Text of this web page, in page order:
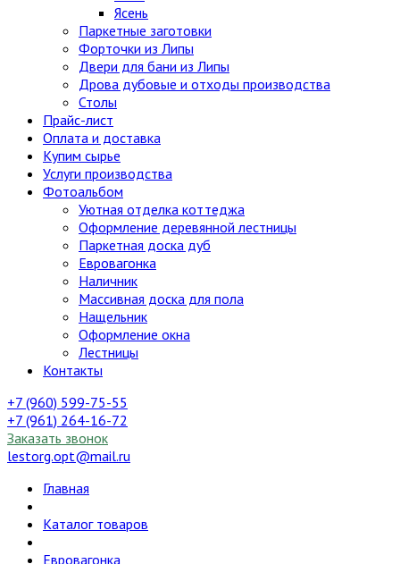
Ясень
Паркетные заготовки
Форточки из Липы
Двери для бани из Липы
Дрова дубовые и отходы производства
Столы
Прайс-лист
Оплата и доставка
Купим сырье
Услуги производства
Фотоальбом
Уютная отделка коттеджа
Оформление деревянной лестницы
Паркетная доска дуб
Евровагонка
Наличник
Массивная доска для пола
Нащельник
Оформление окна
Лестницы
Контакты
+7 (960) 599-75-55
+7 (961) 264-16-72
Заказать звонок
lestorg.opt@mail.ru
Главная
Каталог товаров
Евровагонка